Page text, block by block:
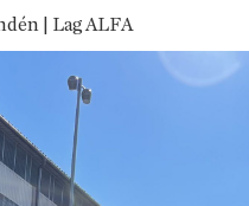
| Lag ALFA